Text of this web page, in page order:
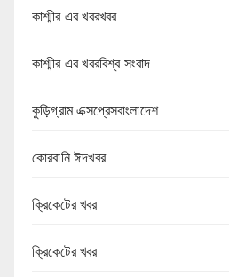
কাশ্মীর এর খবরখবর
কাশ্মীর এর খবরবিশ্ব সংবাদ
কুড়িগ্রাম এক্সপ্রেসবাংলাদেশ
কোরবানি ঈদখবর
ক্রিকেটের খবর
ক্রিকেটের খবর